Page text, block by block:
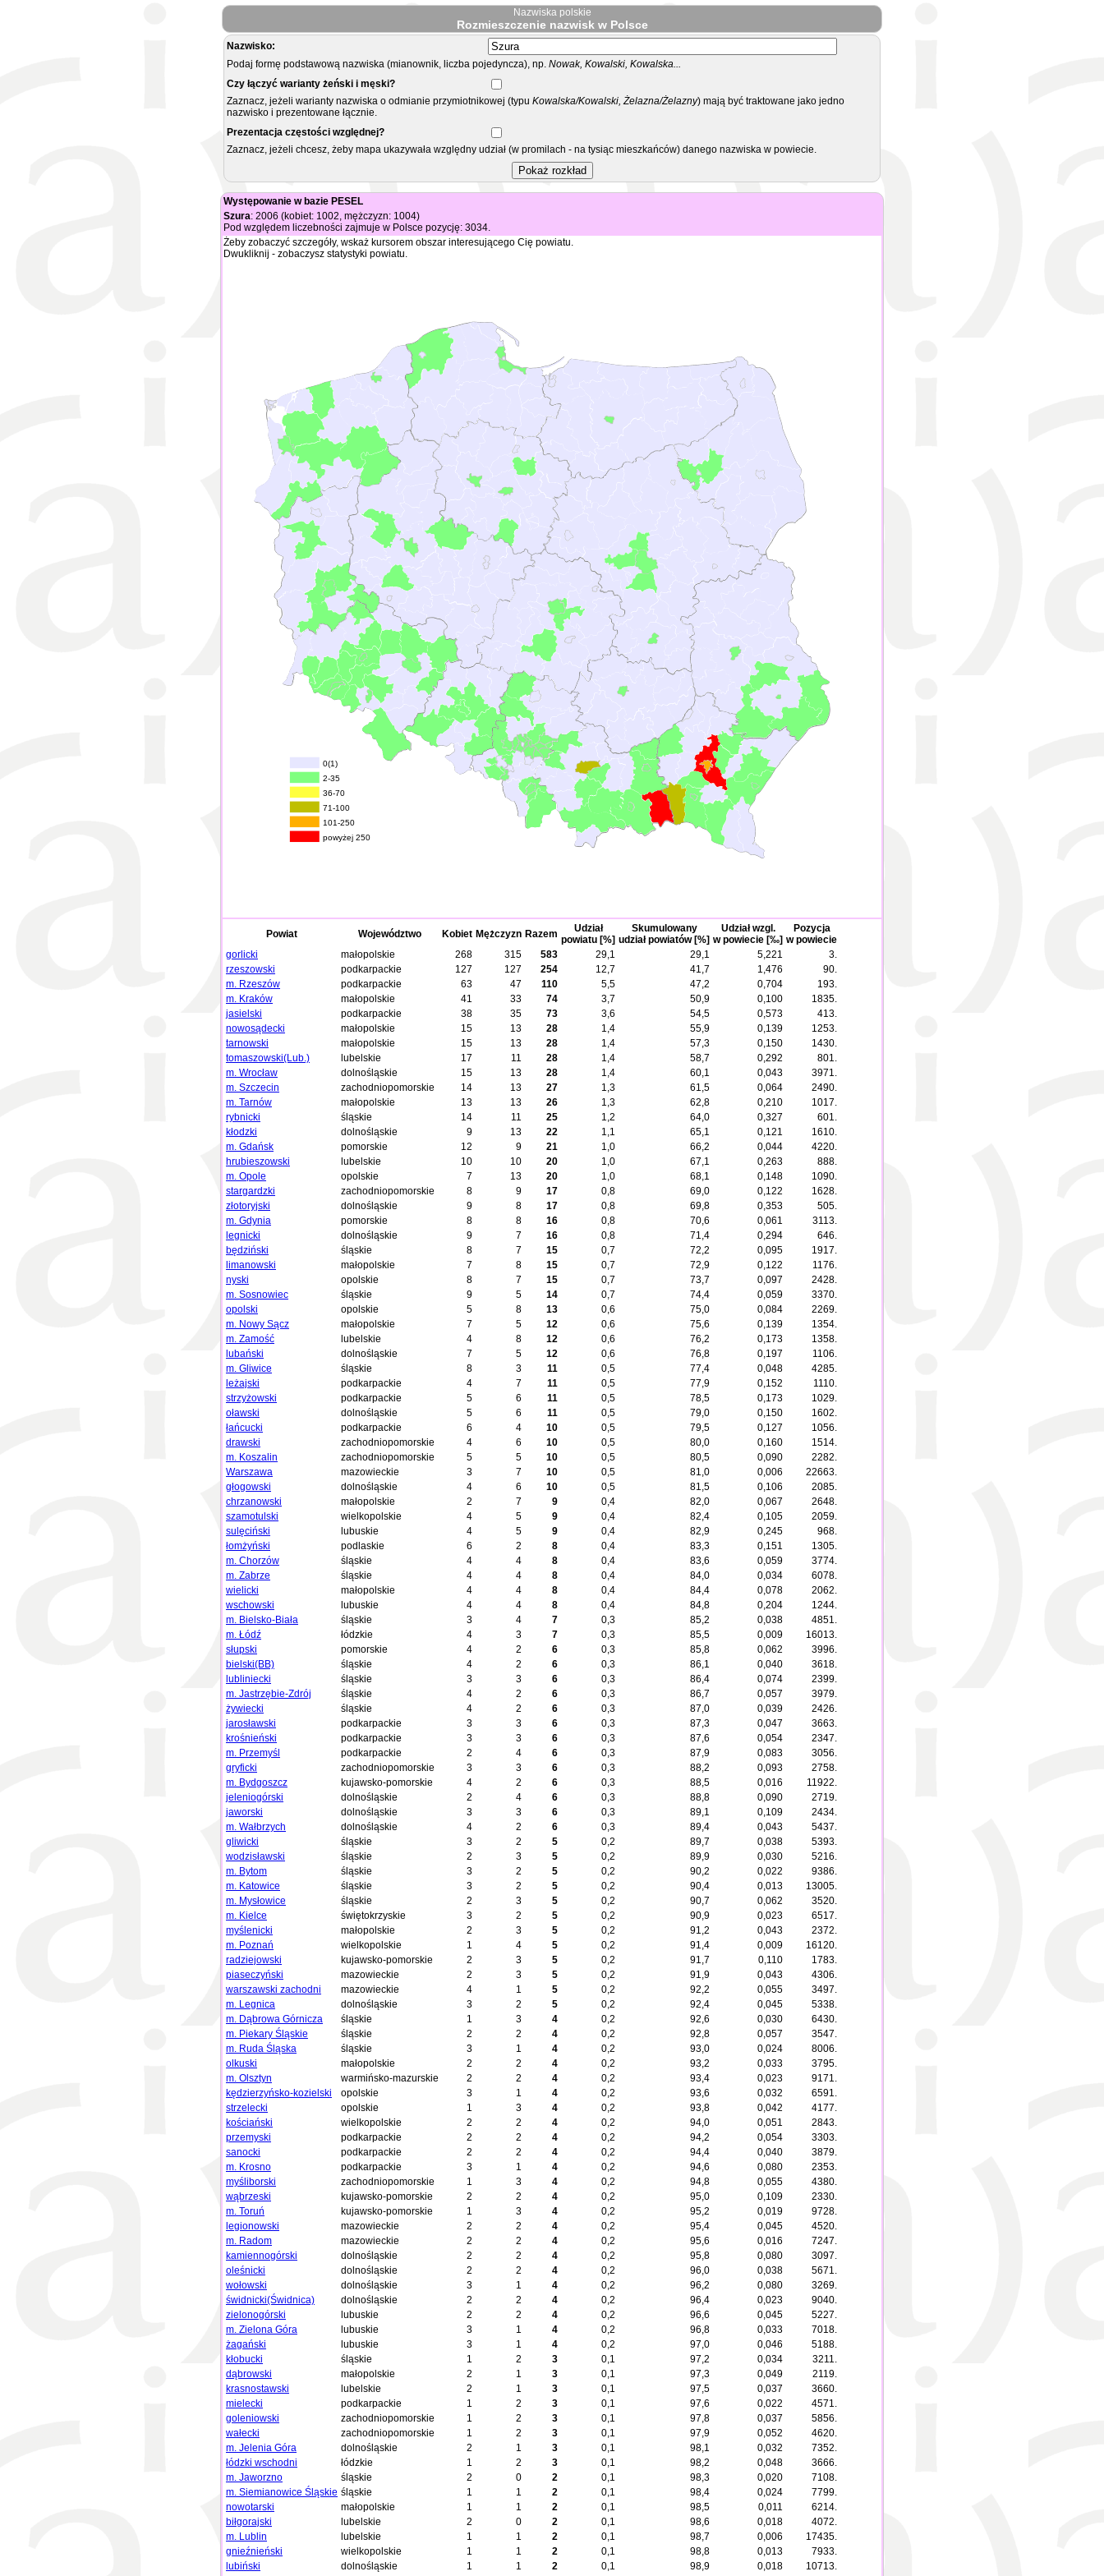
Nazwiska polskie
Rozmieszczenie nazwisk w Polsce
Nazwisko:
Podaj formę podstawową nazwiska (mianownik, liczba pojedyncza), np. Nowak, Kowalski, Kowalska...
Czy łączyć warianty żeński i męski?
Zaznacz, jeżeli warianty nazwiska o odmianie przymiotnikowej (typu Kowalska/Kowalski, Żelazna/Żelazny) mają być traktowane jako jedno
nazwisko i prezentowane łącznie.
Prezentacja częstości względnej?
Zaznacz, jeżeli chcesz, żeby mapa ukazywała względny udział (w promilach - na tysiąc mieszkańców) danego nazwiska w powiecie.
Występowanie w bazie PESEL
Szura: 2006 (kobiet: 1002, mężczyzn: 1004)
Pod względem liczebności zajmuje w Polsce pozycję: 3034.
Żeby zobaczyć szczegóły, wskaż kursorem obszar interesującego Cię powiatu.
Dwukliknij - zobaczysz statystyki powiatu.
0(1)
2-35
36-70
71-100
101-250
powyżej 250
Powiat Województwo Kobiet Mężczyzn Razem
Udział
powiatu [%]
Skumulowany
udział powiatów [%]
Udział wzgl.
w powiecie [‰]
Pozycja
w powiecie
gorlicki
małopolskie 268 315 583 29,1 29,1 5,221
3.
rzeszowski
podkarpackie 127 127 254 12,7 41,7 1,476
90.
m. Rzeszów
podkarpackie 63 47 110 5,5 47,2 0,704
193.
m. Kraków
małopolskie 41 33 74 3,7 50,9 0,100
1835.
jasielski
podkarpackie 38 35 73 3,6 54,5 0,573
413.
nowosądecki
małopolskie 15 13 28 1,4 55,9 0,139
1253.
tarnowski
małopolskie 15 13 28 1,4 57,3 0,150
1430.
tomaszowski(Lub.)
lubelskie 17 11 28 1,4 58,7 0,292
801.
m. Wrocław
dolnośląskie 15 13 28 1,4 60,1 0,043
3971.
m. Szczecin
zachodniopomorskie 14 13 27 1,3 61,5 0,064
2490.
m. Tarnów
małopolskie 13 13 26 1,3 62,8 0,210
1017.
rybnicki
śląskie 14 11 25 1,2 64,0 0,327
601.
kłodzki
dolnośląskie 9 13 22 1,1 65,1 0,121
1610.
m. Gdańsk
pomorskie 12 9 21 1,0 66,2 0,044
4220.
hrubieszowski
lubelskie 10 10 20 1,0 67,1 0,263
888.
m. Opole
opolskie 7 13 20 1,0 68,1 0,148
1090.
stargardzki
zachodniopomorskie 8 9 17 0,8 69,0 0,122
1628.
złotoryjski
dolnośląskie 9 8 17 0,8 69,8 0,353
505.
m. Gdynia
pomorskie 8 8 16 0,8 70,6 0,061
3113.
legnicki
dolnośląskie 9 7 16 0,8 71,4 0,294
646.
będziński
śląskie 8 7 15 0,7 72,2 0,095
1917.
limanowski
małopolskie 7 8 15 0,7 72,9 0,122
1176.
nyski
opolskie 8 7 15 0,7 73,7 0,097
2428.
m. Sosnowiec
śląskie 9 5 14 0,7 74,4 0,059
3370.
opolski
opolskie 5 8 13 0,6 75,0 0,084
2269.
m. Nowy Sącz
małopolskie 7 5 12 0,6 75,6 0,139
1354.
m. Zamość
lubelskie 4 8 12 0,6 76,2 0,173
1358.
lubański
dolnośląskie 7 5 12 0,6 76,8 0,197
1106.
m. Gliwice
śląskie 8 3 11 0,5 77,4 0,048
4285.
leżajski
podkarpackie 4 7 11 0,5 77,9 0,152
1110.
strzyżowski
podkarpackie 5 6 11 0,5 78,5 0,173
1029.
oławski
dolnośląskie 5 6 11 0,5 79,0 0,150
1602.
łańcucki
podkarpackie 6 4 10 0,5 79,5 0,127
1056.
drawski
zachodniopomorskie 4 6 10 0,5 80,0 0,160
1514.
m. Koszalin
zachodniopomorskie 5 5 10 0,5 80,5 0,090
2282.
Warszawa
mazowieckie 3 7 10 0,5 81,0 0,006
22663.
głogowski
dolnośląskie 4 6 10 0,5 81,5 0,106
2085.
chrzanowski
małopolskie 2 7 9 0,4 82,0 0,067
2648.
szamotulski
wielkopolskie 4 5 9 0,4 82,4 0,105
2059.
sulęciński
lubuskie 4 5 9 0,4 82,9 0,245
968.
łomżyński
podlaskie 6 2 8 0,4 83,3 0,151
1305.
m. Chorzów
śląskie 4 4 8 0,4 83,6 0,059
3774.
m. Zabrze
śląskie 4 4 8 0,4 84,0 0,034
6078.
wielicki
małopolskie 4 4 8 0,4 84,4 0,078
2062.
wschowski
lubuskie 4 4 8 0,4 84,8 0,204
1244.
m. Bielsko-Biała
śląskie 3 4 7 0,3 85,2 0,038
4851.
m. Łódź
łódzkie 4 3 7 0,3 85,5 0,009
16013.
słupski
pomorskie 4 2 6 0,3 85,8 0,062
3996.
bielski(BB)
śląskie 4 2 6 0,3 86,1 0,040
3618.
lubliniecki
śląskie 3 3 6 0,3 86,4 0,074
2399.
m. Jastrzębie-Zdrój
śląskie 4 2 6 0,3 86,7 0,057
3979.
żywiecki
śląskie 4 2 6 0,3 87,0 0,039
2426.
jarosławski
podkarpackie 3 3 6 0,3 87,3 0,047
3663.
krośnieński
podkarpackie 3 3 6 0,3 87,6 0,054
2347.
m. Przemyśl
podkarpackie 2 4 6 0,3 87,9 0,083
3056.
gryficki
zachodniopomorskie 3 3 6 0,3 88,2 0,093
2758.
m. Bydgoszcz
kujawsko-pomorskie 4 2 6 0,3 88,5 0,016
11922.
jeleniogórski
dolnośląskie 2 4 6 0,3 88,8 0,090
2719.
jaworski
dolnośląskie 3 3 6 0,3 89,1 0,109
2434.
m. Wałbrzych
dolnośląskie 4 2 6 0,3 89,4 0,043
5437.
gliwicki
śląskie 3 2 5 0,2 89,7 0,038
5393.
wodzisławski
śląskie 2 3 5 0,2 89,9 0,030
5216.
m. Bytom
śląskie 3 2 5 0,2 90,2 0,022
9386.
m. Katowice
śląskie 3 2 5 0,2 90,4 0,013
13005.
m. Mysłowice
śląskie 2 3 5 0,2 90,7 0,062
3520.
m. Kielce
świętokrzyskie 3 2 5 0,2 90,9 0,023
6517.
myślenicki
małopolskie 2 3 5 0,2 91,2 0,043
2372.
m. Poznań
wielkopolskie 1 4 5 0,2 91,4 0,009
16120.
radziejowski
kujawsko-pomorskie 2 3 5 0,2 91,7 0,110
1783.
piaseczyński
mazowieckie 2 3 5 0,2 91,9 0,043
4306.
warszawski zachodni
mazowieckie 4 1 5 0,2 92,2 0,055
3497.
m. Legnica
dolnośląskie 3 2 5 0,2 92,4 0,045
5338.
m. Dąbrowa Górnicza
śląskie 1 3 4 0,2 92,6 0,030
6430.
m. Piekary Śląskie
śląskie 2 2 4 0,2 92,8 0,057
3547.
m. Ruda Śląska
śląskie 3 1 4 0,2 93,0 0,024
8006.
olkuski
małopolskie 2 2 4 0,2 93,2 0,033
3795.
m. Olsztyn
warmińsko-mazurskie 2 2 4 0,2 93,4 0,023
9171.
kędzierzyńsko-kozielski
opolskie 3 1 4 0,2 93,6 0,032
6591.
strzelecki
opolskie 1 3 4 0,2 93,8 0,042
4177.
kościański
wielkopolskie 2 2 4 0,2 94,0 0,051
2843.
przemyski
podkarpackie 2 2 4 0,2 94,2 0,054
3303.
sanocki
podkarpackie 2 2 4 0,2 94,4 0,040
3879.
m. Krosno
podkarpackie 3 1 4 0,2 94,6 0,080
2353.
myśliborski
zachodniopomorskie 1 3 4 0,2 94,8 0,055
4380.
wąbrzeski
kujawsko-pomorskie 2 2 4 0,2 95,0 0,109
2330.
m. Toruń
kujawsko-pomorskie 1 3 4 0,2 95,2 0,019
9728.
legionowski
mazowieckie 2 2 4 0,2 95,4 0,045
4520.
m. Radom
mazowieckie 2 2 4 0,2 95,6 0,016
7247.
kamiennogórski
dolnośląskie 2 2 4 0,2 95,8 0,080
3097.
oleśnicki
dolnośląskie 2 2 4 0,2 96,0 0,038
5671.
wołowski
dolnośląskie 3 1 4 0,2 96,2 0,080
3269.
świdnicki(Świdnica)
dolnośląskie 2 2 4 0,2 96,4 0,023
9040.
zielonogórski
lubuskie 2 2 4 0,2 96,6 0,045
5227.
m. Zielona Góra
lubuskie 3 1 4 0,2 96,8 0,033
7018.
żagański
lubuskie 3 1 4 0,2 97,0 0,046
5188.
kłobucki
śląskie 1 2 3 0,1 97,2 0,034
3211.
dąbrowski
małopolskie 2 1 3 0,1 97,3 0,049
2119.
krasnostawski
lubelskie 2 1 3 0,1 97,5 0,037
3660.
mielecki
podkarpackie 1 2 3 0,1 97,6 0,022
4571.
goleniowski
zachodniopomorskie 1 2 3 0,1 97,8 0,037
5856.
wałecki
zachodniopomorskie 1 2 3 0,1 97,9 0,052
4620.
m. Jelenia Góra
dolnośląskie 2 1 3 0,1 98,1 0,032
7352.
łódzki wschodni
łódzkie 1 2 3 0,1 98,2 0,048
3666.
m. Jaworzno
śląskie 2 0 2 0,1 98,3 0,020
7108.
m. Siemianowice Śląskie śląskie 1 1 2 0,1 98,4 0,024
7799.
nowotarski
małopolskie 1 1 2 0,1 98,5 0,011
6214.
biłgorajski
lubelskie 2 0 2 0,1 98,6 0,018
4072.
m. Lublin
lubelskie 1 1 2 0,1 98,7 0,006
17435.
gnieźnieński
wielkopolskie 1 1 2 0,1 98,8 0,013
7933.
lubiński
dolnośląskie 1 1 2 0,1 98,9 0,018
10713.